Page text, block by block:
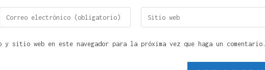
y sitio web en este navegador para la próxima vez que haga un comentario.